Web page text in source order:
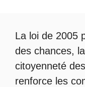
La loi de 2005
des chances,
citoyenneté
renforce les